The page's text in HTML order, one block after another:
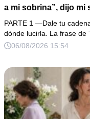
a mi sobrina”, dijo mi
con las manos
gramos de oro. Mi
obedecí con calma y
completo que había
PARTE 1 —Dale tu
dónde lucirla. La frase de
06/08/2026 15:54